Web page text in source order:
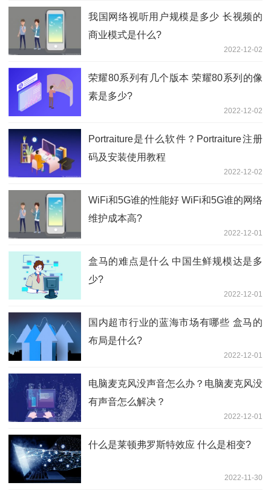
我国网络视听用户规模是多少 长视频的
商业模式是什么?
2022-12-02
荣耀80系列有几个版本 荣耀80系列的像
素是多少?
2022-12-02
Portraiture是什么软件？Portraiture注册
码及安装使用教程
2022-12-02
WiFi和5G谁的性能好 WiFi和5G谁的网络
维护成本高?
2022-12-01
盒马的难点是什么 中国生鲜规模达是多
少?
2022-12-01
国内超市行业的蓝海市场有哪些 盒马的
布局是什么?
2022-12-01
电脑麦克风没声音怎么办？电脑麦克风没
有声音怎么解决？
2022-12-01
什么是莱顿弗罗斯特效应 什么是相变?
2022-11-30